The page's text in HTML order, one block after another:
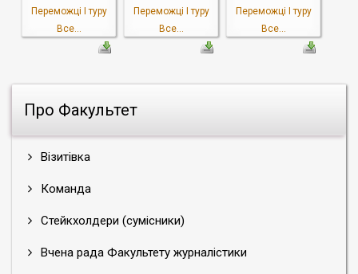
Про Факультет
Візитівка
Команда
Стейкхолдери (сумісники)
Вчена рада Факультету журналістики
Переможці I туру
Все...
Переможці I туру
Все...
Переможці I туру
Все...